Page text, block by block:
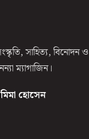
সাহিত্য, বিনোদন ও
ম্যাগাজিন।
হোসেন